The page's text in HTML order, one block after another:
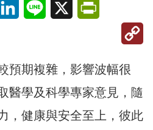
預期複雜，影響波幅很
醫學及科學專家意見，隨
，健康與安全至上，彼此